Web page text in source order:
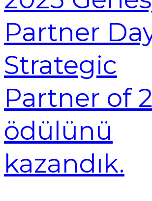
Partner
Strategic
Partner of
ödülünü
kazandık.